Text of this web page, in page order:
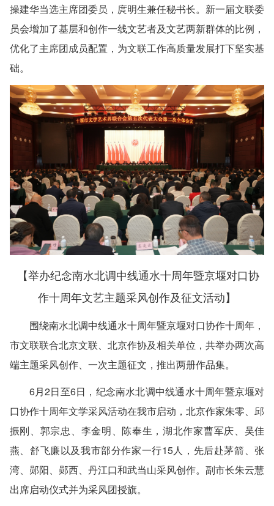
操建华当选主席团委员，庹明生兼任秘书长。新一届文联委
员会增加了基层和创作一线文艺者及文艺两新群体的比例，
优化了主席团成员配置，为文联工作高质量发展打下坚实基
础。
【举办纪念南水北调中线通水十周年暨京堰对口协
作十周年文艺主题采风创作及征文活动】
围绕南水北调中线通水十周年暨京堰对口协作十周年，
市文联联合北京文联、北京作协及相关单位，共举办两次高
端主题采风创作、一次主题征文，推出两册作品集。
6月2日至6日，纪念南水北调中线通水十周年暨京堰对
口协作十周年文学采风活动在我市启动，北京作家朱零、邱
振刚、郭宗忠、李金明、陈奉生，湖北作家曹军庆、吴佳
燕、舒飞廉以及我市部分作家一行15人，先后赴茅箭、张
湾、郧阳、郧西、丹江口和武当山采风创作。副市长朱云慧
出席启动仪式并为采风团授旗。